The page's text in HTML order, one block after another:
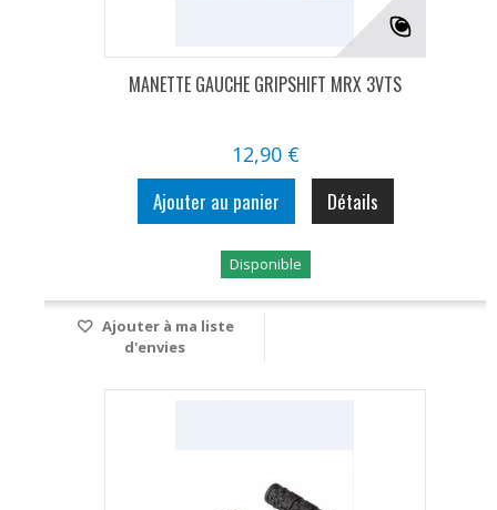
MANETTE GAUCHE GRIPSHIFT MRX 3VTS
12,90 €
Ajouter au panier Détails
Disponible
Ajouter à ma liste
d'envies